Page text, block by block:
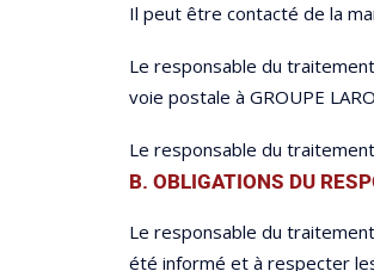
Il peut être contacté de la
Le responsable du
voie postale à GROUPE
Le responsable du
B. OBLIGATIONS DU
Le responsable du
été informé et à respecter